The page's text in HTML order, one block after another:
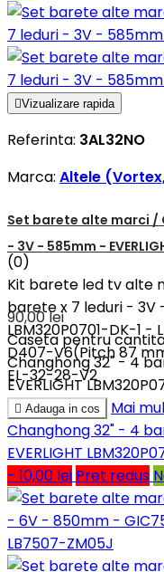
Vizualizare rapida
Referinta: 3AL32NO
Marca: Altele
Set barete alte marci /
- 3V - 585mm -
(0)
Kit barete led tv alte
barete x 7 leduri - 3V
LBM320P0701-DK-1 -
D407-V6(Pitch 87
EL-32-28-V2
90,00 lei
Caseta pentru
Changhong 32" - 4
EVERLIGHT
 Adauga in cos Mai
Changhong 32" - 4
EVERLIGHT
- 10,00 lei Pret redus